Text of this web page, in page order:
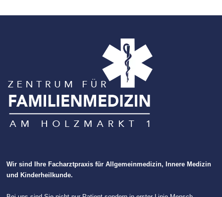
Wir sind Ihre Facharztpraxis für Allgemeinmedizin, Innere Medizin
und Kinderheilkunde.